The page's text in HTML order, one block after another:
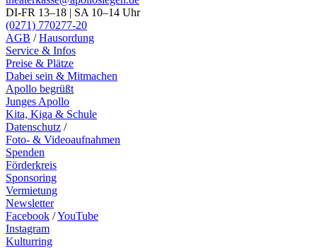
DI-FR 13–18 | SA 10–14 Uhr
(0271) 770277-20
AGB /Hausordung
Service & Infos
Preise & Plätze
Dabei sein & Mitmachen
Apollo begrüßt
Junges Apollo
Kita, Kiga & Schule
Datenschutz /
Foto- & Videoaufnahmen
Spenden
Förderkreis
Sponsoring
Vermietung
Newsletter
Facebook /YouTube
Instagram
Kulturring